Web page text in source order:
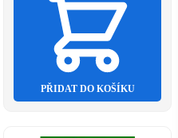
PŘIDAT DO KOŠÍKU